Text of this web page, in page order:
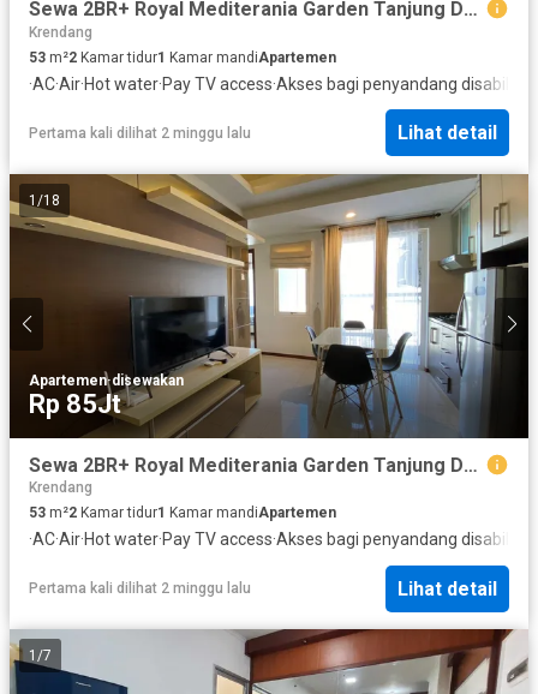
Sewa 2BR+ Royal Mediterania Garden Tanjung Duren Lokasi Strategis, Dekat Mall, Perkantoran, Trasnspotasi
Krendang
53 m²2 Kamar tidur1 Kamar mandiApartemen
·AC·Air·Hot water·Pay TV access·Akses bagi penyandang disabilitas
Pertama kali dilihat 2 minggu lalu Lihat detail
1 /18
Apartemen·disewakan
Rp 85Jt
Sewa 2BR+ Royal Mediterania Garden Tanjung Duren Lokasi Strategis, Dekat Mall, Perkantoran, Trasnspotasi
Krendang
53 m²2 Kamar tidur1 Kamar mandiApartemen
·AC·Air·Hot water·Pay TV access·Akses bagi penyandang disabilitas
Pertama kali dilihat 2 minggu lalu Lihat detail
1 /7